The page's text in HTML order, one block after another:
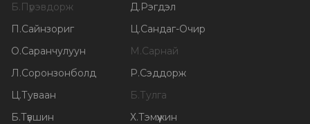
Б.Пүрэвдорж Д.Рэгдэл
П.Сайнзориг Ц.Сандаг-Очир
О.Саранчулуун М.Сарнай
Л.Соронзонболд Р.Сэддорж
Ц.Туваан Б.Тулга
Б.Түвшин Х.Тэмүүжин